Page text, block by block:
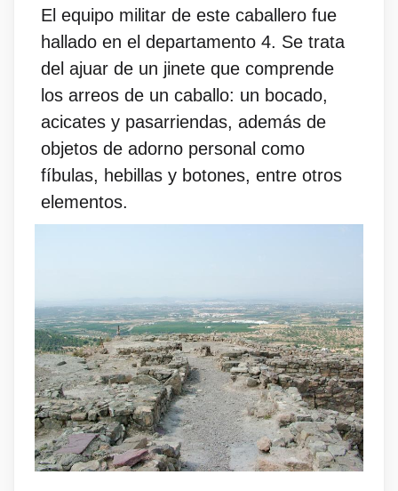
El equipo militar de este caballero fue
hallado en el departamento 4. Se trata
del ajuar de un jinete que comprende
los arreos de un caballo: un bocado,
acicates y pasarriendas, además de
objetos de adorno personal como
fíbulas, hebillas y botones, entre otros
elementos.